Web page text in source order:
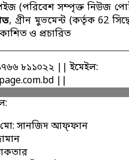
(পরিবেশ সম্পৃক্ত নিউজ
, গ্রীন মুভমেন্ট (কর্তৃক 62
ও প্রচারিত
৮১১০২২ || ইমেইল:
||
মো: সানজিদ আফ্ফান